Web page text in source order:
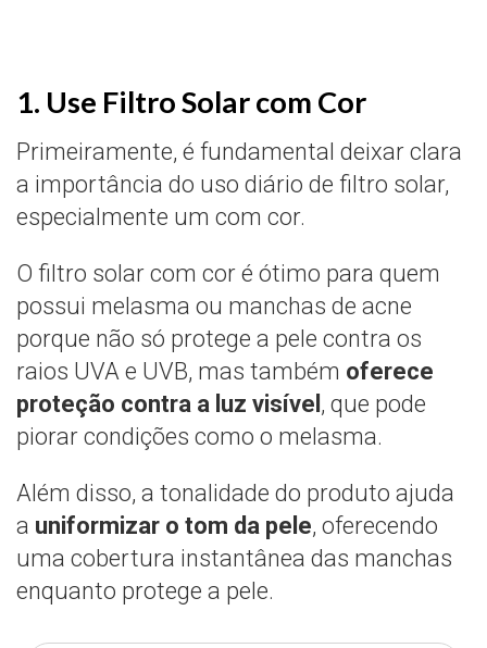
1. Use Filtro Solar com Cor
Primeiramente, é fundamental deixar clara
a importância do uso diário de filtro solar,
especialmente um com cor.
O filtro solar com cor é ótimo para quem
possui melasma ou manchas de acne
porque não só protege a pele contra os
raios UVA e UVB, mas também oferece
proteção contra a luz visível , que pode
piorar condições como o melasma.
Além disso, a tonalidade do produto ajuda
a uniformizar o tom da pele, oferecendo
uma cobertura instantânea das manchas
enquanto protege a pele.